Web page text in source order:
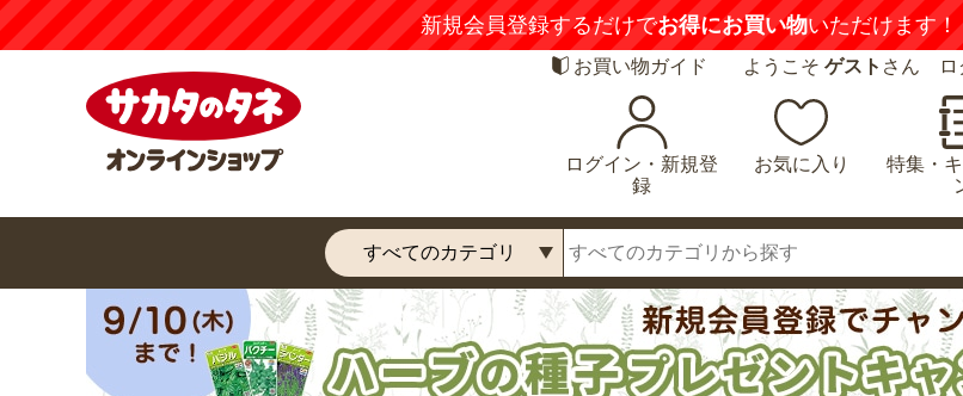
新規会員登録するだけでお得にお買い物いただけます！
お買い物ガイド ようこそ ゲスト さん ロ
ログイン・新規登
録
お気に入り
特集・